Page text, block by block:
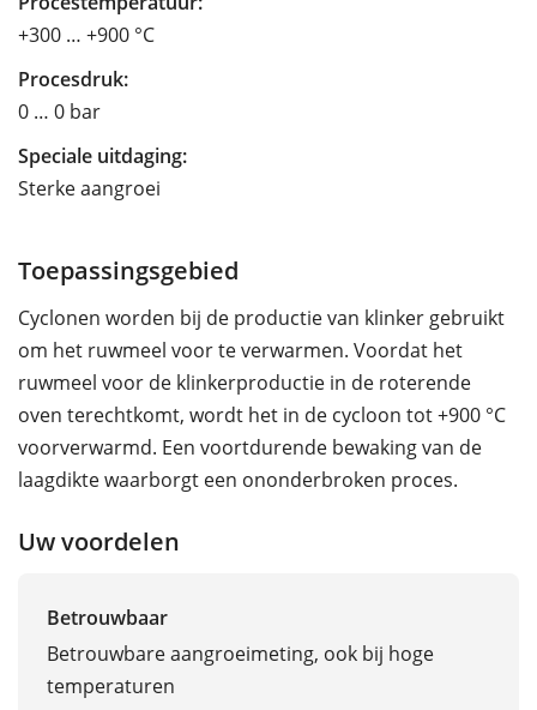
+300 … +900 °C
Procesdruk:
0 … 0 bar
Speciale uitdaging:
Sterke aangroei
Toepassingsgebied
Cyclonen worden bij de productie van klinker gebruikt
om het ruwmeel voor te verwarmen. Voordat het
ruwmeel voor de klinkerproductie in de roterende
oven terechtkomt, wordt het in de cycloon tot +900 °C
voorverwarmd. Een voortdurende bewaking van de
laagdikte waarborgt een ononderbroken proces.
Uw voordelen
Betrouwbaar
Betrouwbare aangroeimeting, ook bij hoge
temperaturen